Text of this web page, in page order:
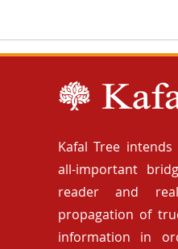
Kafal Tree
all-important
reader and
propagation of
information in